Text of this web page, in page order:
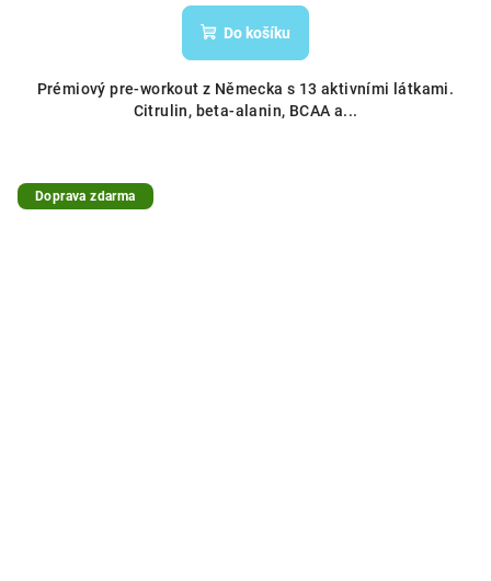
Do košíku
Prémiový pre-workout z Německa s 13 aktivními látkami.
Citrulin, beta-alanin, BCAA a...
Doprava zdarma